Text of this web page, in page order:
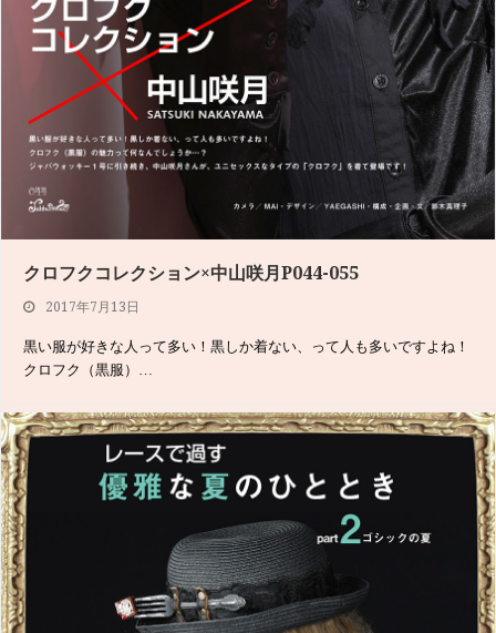
クロフクコレクション×中山咲月P044-055
2017年7月13日
黒い服が好きな人って多い！黒しか着ない、って人も多いですよね！
クロフク（黒服）…
Jabberwocky SNAP P132-135
2017年6月5日